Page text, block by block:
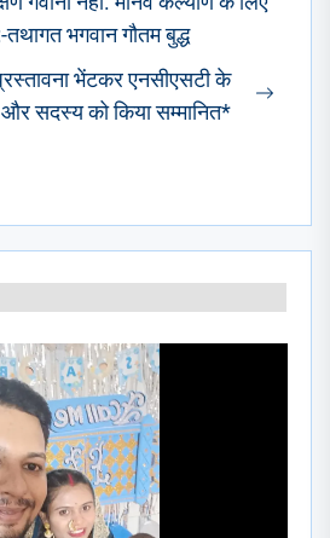
तथागत भगवान गौतम बुद्ध
भेंटकर एनसीएसटी के
सदस्य को किया सम्मानित*